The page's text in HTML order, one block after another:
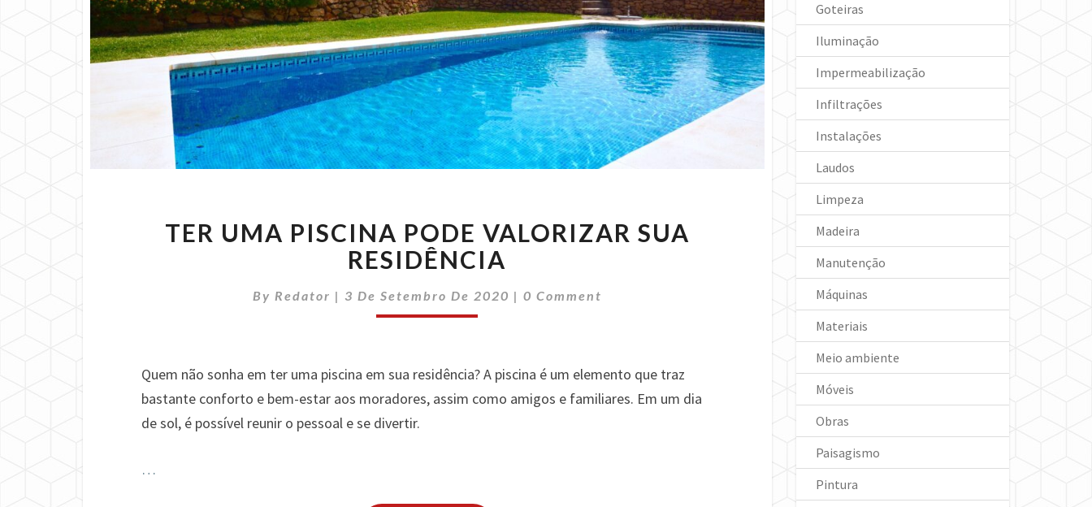
UMA
PISCINA
PODE
VALORIZAR
SUA
TER UMA PISCINA PODE VALORIZAR SUA
RESIDÊNCIA
By Redator | 3 De Setembro De 2020 | Comments
0 Comment
Quem não sonha em ter uma piscina em sua residência? A piscina é um elemento que traz
bastante conforto e bem-estar aos moradores, assim como amigos e familiares. Em um dia
de sol, é possível reunir o pessoal e se divertir.
…
Goteiras
Iluminação
Impermeabilização
Infiltrações
Instalações
Laudos
Limpeza
Madeira
Manutenção
Máquinas
Materiais
Meio ambiente
Móveis
Obras
Paisagismo
Pintura